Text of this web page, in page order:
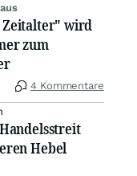
Zeitalter" wird
zum
4 Kommentare
Hebel